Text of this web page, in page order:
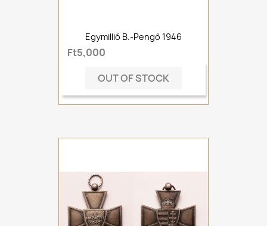
Egymillió B.-Pengő 1946
Ft5,000
OUT OF STOCK